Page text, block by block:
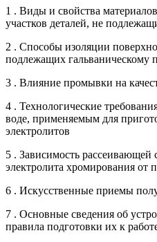
1 . Виды и свойства
участков деталей, не
2 . Способы изоляции
подлежащих гальваническому
3 . Влияние промывки на
4 . Технологические
воде, применяемым для
электролитов
5 . Зависимость рассеивающей
электролита хромирования от
6 . Искусственные приемы
7 . Основные сведения об
правила подготовки их к